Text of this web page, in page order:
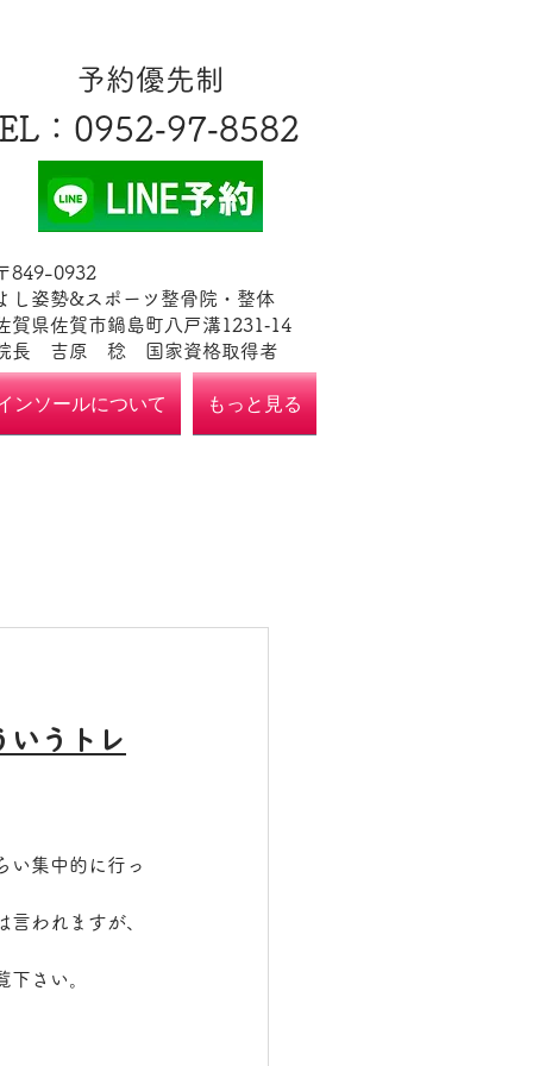
​予約優先制
​：0952‐97‐8582
849-0932
し姿勢&スポーツ整骨院・整体
賀県佐賀市鍋島町八戸溝1231‐14
長 吉原 稔​ 国家資格取得者
ンソールについて もっと見る
いうトレ
い集中的に行っ
われますが、
さい。